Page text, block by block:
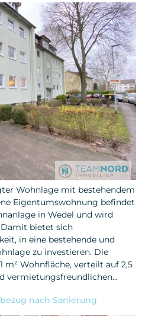
Wohnlage mit bestehendem
Eigentumswohnung befindet
in Wedel und wird
bietet sich
in eine bestehende und
zu investieren. Die
m² Wohnfläche, verteilt auf 2,5
vermietungsfreundlichen…
nach Sanierung